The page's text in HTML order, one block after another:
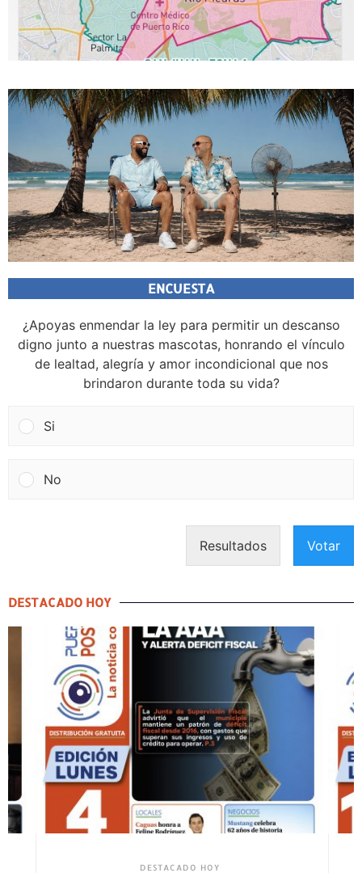
ENCUESTA
¿Apoyas enmendar la ley para permitir un descanso
digno junto a nuestras mascotas, honrando el vínculo
de lealtad, alegría y amor incondicional que nos
brindaron durante toda su vida?
Si
No
Resultados Votar
DESTACADO HOY
DESTACADO HOY